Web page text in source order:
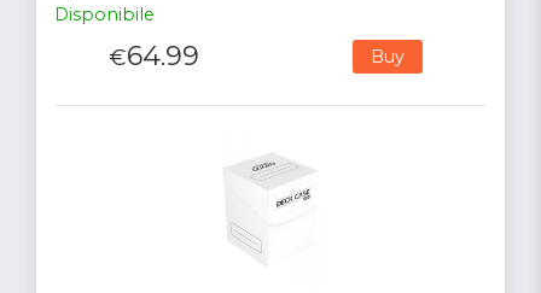
Disponibile
€64.99 Buy